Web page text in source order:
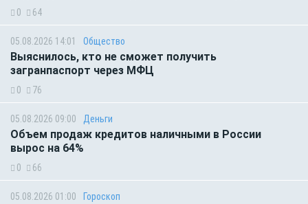
0 64
05.08.2026 14:01 Общество
Выяснилось, кто не сможет получить
загранпаспорт через МФЦ
0 76
05.08.2026 09:00 Деньги
Объем продаж кредитов наличными в России
вырос на 64%
0 66
05.08.2026 01:00 Гороскоп